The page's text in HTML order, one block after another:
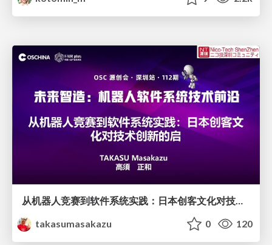
从机器人竞赛到软件系统实践：日本创客文化对技术创新的启
takasumasakazu
0 120